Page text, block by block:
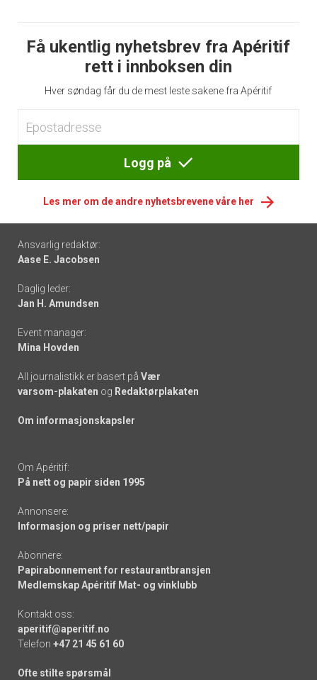
Få ukentlig nyhetsbrev fra Apéritif
rett i innboksen din
Hver søndag får du de mest leste sakene fra Apéritif
Logg på
Les mer om de andre nyhetsbrevene våre her
Footer
-
links
Ansvarlig redaktør:
Aase E. Jacobsen
Daglig leder:
Jan H. Amundsen
Event manager:
Mina Hovden
All journalistikk er basert på Vær
varsom-plakaten og Redaktørplakaten
Om informasjonskapsler
Om Apéritif:
På nett og papir siden 1995
Annonsere:
Informasjon og priser nett/papir
Abonnere:
Papirabonnement for restaurantbransjen
Medlemskap Apéritif Mat- og vinklubb
Kontakt oss:
aperitif@aperitif.no
Telefon +47 21 45 61 60
Ofte stilte spørsmål